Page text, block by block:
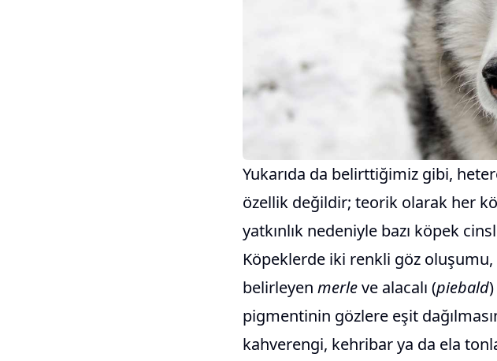
Yukarıda da belirttiğimiz gibi,
özellik değildir; teorik olarak her
yatkınlık nedeniyle bazı köpek
Köpeklerde iki renkli göz
belirleyen merleve alacalı (piebald
pigmentinin gözlere eşit
kahverengi, kehribar ya da ela